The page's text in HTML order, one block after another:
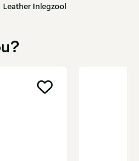
Leather Inlegzool